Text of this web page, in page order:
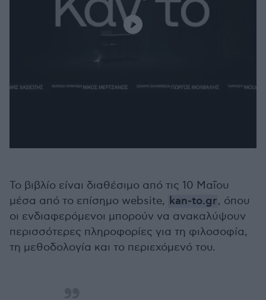
Το βιβλίο είναι διαθέσιμο από τις 10 Μαΐου
μέσα από το επίσημο website, kan-to.gr, όπου
οι ενδιαφερόμενοι μπορούν να ανακαλύψουν
περισσότερες πληροφορίες για τη φιλοσοφία,
τη μεθοδολογία και το περιεχόμενό του.